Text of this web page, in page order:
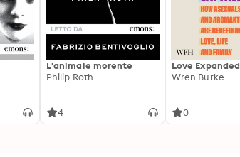
L'animale morente
Philip Roth
4
Love Expanded
Wren Burke
0